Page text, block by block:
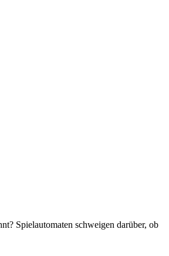
Spielautomaten schweigen darüber, ob